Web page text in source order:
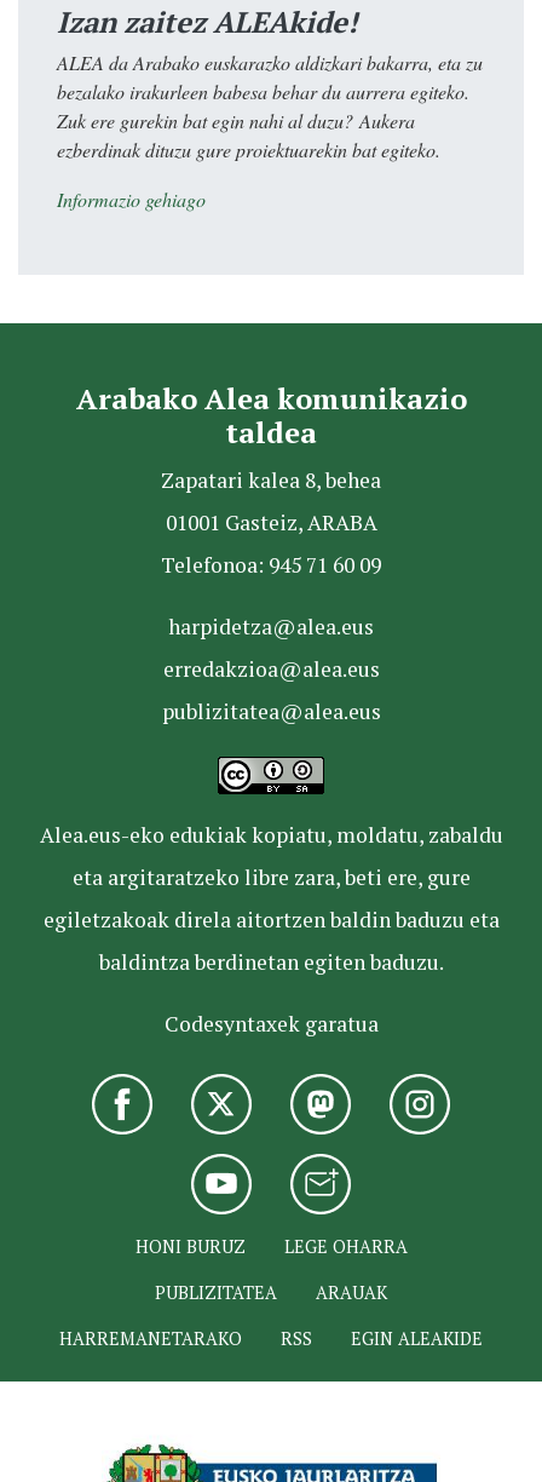
Izan zaitez ALEAkide!
ALEA da Arabako euskarazko aldizkari bakarra, eta zu
bezalako irakurleen babesa behar du aurrera egiteko.
Zuk ere gurekin bat egin nahi al duzu? Aukera
ezberdinak dituzu gure proiektuarekin bat egiteko.
Informazio gehiago
Arabako Alea komunikazio
taldea
Zapatari kalea 8, behea
01001 Gasteiz, ARABA
Telefonoa: 945 71 60 09
harpidetza@alea.eus
erredakzioa@alea.eus
publizitatea@alea.eus
Alea.eus-eko edukiak kopiatu, moldatu, zabaldu
eta argitaratzeko libre zara, beti ere, gure
egiletzakoak direla aitortzen baldin baduzu eta
baldintza berdinetan egiten baduzu.
Codesyntaxek garatua
HONI BURUZ
LEGE OHARRA
PUBLIZITATEA
ARAUAK
HARREMANETARAKO
RSS EGIN ALEAKIDE